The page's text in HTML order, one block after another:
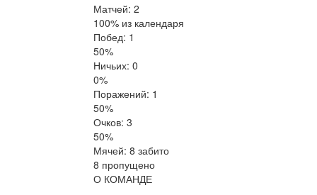
Матчей: 2
100% из календаря
Побед: 1
50%
Ничьих: 0
0%
Поражений: 1
50%
Очков: 3
50%
Мячей: 8 забито
8 пропущено
О КОМАНДЕ